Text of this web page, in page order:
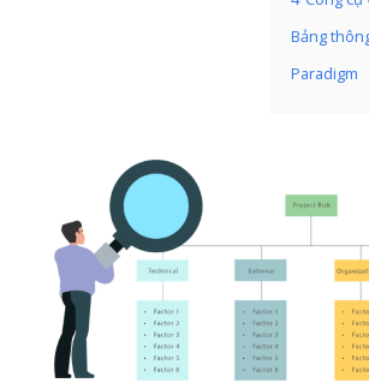
Bảng
Paradigm